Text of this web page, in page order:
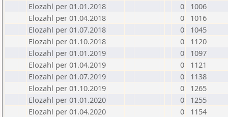
Elozahl per 01.01.2018
0
1006
Elozahl per 01.04.2018
0
1016
Elozahl per 01.07.2018
0
1045
Elozahl per 01.10.2018
0
1120
Elozahl per 01.01.2019
0
1097
Elozahl per 01.04.2019
0
1121
Elozahl per 01.07.2019
0
1138
Elozahl per 01.10.2019
0
1265
Elozahl per 01.01.2020
0
1255
Elozahl per 01.04.2020
0
1154